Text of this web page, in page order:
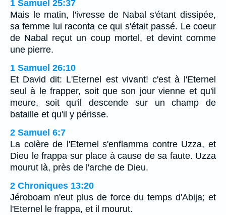
1 Samuel 25:37
Mais le matin, l'ivresse de Nabal s'étant dissipée,
sa femme lui raconta ce qui s'était passé. Le coeur
de Nabal reçut un coup mortel, et devint comme
une pierre.
1 Samuel 26:10
Et David dit: L'Eternel est vivant! c'est à l'Eternel
seul à le frapper, soit que son jour vienne et qu'il
meure, soit qu'il descende sur un champ de
bataille et qu'il y périsse.
2 Samuel 6:7
La colère de l'Eternel s'enflamma contre Uzza, et
Dieu le frappa sur place à cause de sa faute. Uzza
mourut là, près de l'arche de Dieu.
2 Chroniques 13:20
Jéroboam n'eut plus de force du temps d'Abija; et
l'Eternel le frappa, et il mourut.